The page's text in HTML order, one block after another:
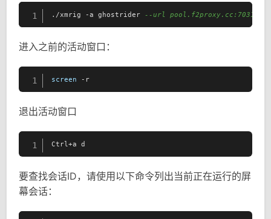
1 ./xmrig -a ghostrider --url pool.f2proxy.cc:7031 --user
进入之前的活动窗口：
1 screen -r
退出活动窗口
1 Ctrl+a d
要查找会话ID，请使用以下命令列出当前正在运行的屏
幕会话：